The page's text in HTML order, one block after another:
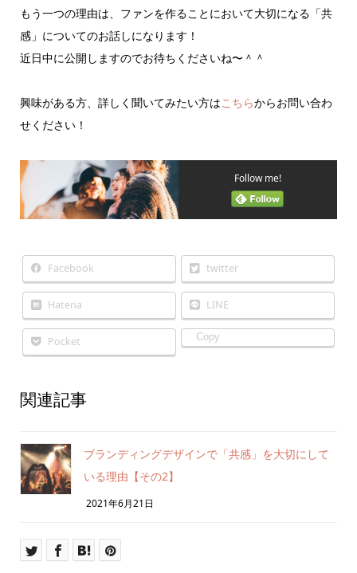
もう一つの理由は、ファンを作ることにおいて大切になる「共
感」についてのお話しになります！
近日中に公開しますのでお待ちくださいね〜＾＾
興味がある方、詳しく聞いてみたい方はこちらからお問い合わ
せください！
Follow me!
Facebook twitter
Hatena LINE
Pocket Copy
関連記事
ブランディングデザインで「共感」を大切にして
いる理由【その2】
2021年6月21日